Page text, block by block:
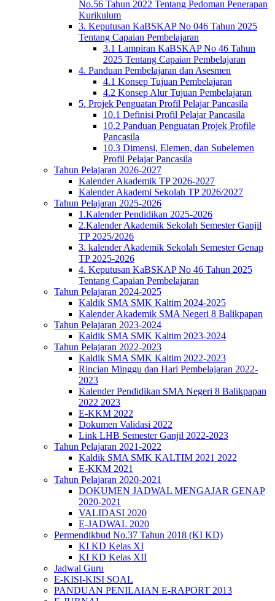
No.56 Tahun 2022 Tentang Pedoman Penerapan
Kurikulum
3. Keputusan KaBSKAP No 046 Tahun 2025
Tentang Capaian Pembelajaran
3.1 Lampiran KaBSKAP No 46 Tahun
2025 Tentang Capaian Pembelajaran
4. Panduan Pembelajaran dan Asesmen
4.1 Konsep Tujuan Pembelajaran
4.2 Konsep Alur Tujuan Pembelajaran
5. Projek Penguatan Profil Pelajar Pancasila
10.1 Definisi Profil Pelajar Pancasila
10.2 Panduan Penguatan Projek Profile
Pancasila
10.3 Dimensi, Elemen, dan Subelemen
Profil Pelajar Pancasila
Tahun Pelajaran 2026-2027
Kalender Akademik TP 2026-2027
Kalender Akademi Sekolah TP 2026/2027
Tahun Pelajaran 2025-2026
1.Kalender Pendidikan 2025-2026
2.Kalender Akademik Sekolah Semester Ganjil
TP 2025/2026
3. kalender Akademik Sekolah Semester Genap
TP 2025-2026
4. Keputusan KaBSKAP No 46 Tahun 2025
Tentang Capaian Pembelajaran
Tahun Pelajaran 2024-2025
Kaldik SMA SMK Kaltim 2024-2025
Kalender Akademik SMA Negeri 8 Balikpapan
Tahun Pelajaran 2023-2024
Kaldik SMA SMK Kaltim 2023-2024
Tahun Pelajaran 2022-2023
Kaldik SMA SMK Kaltim 2022-2023
Rincian Minggu dan Hari Pembelajaran 2022-
2023
Kalender Pendidikan SMA Negeri 8 Balikpapan
2022 2023
E-KKM 2022
Dokumen Validasi 2022
Link LHB Semester Ganjil 2022-2023
Tahun Pelajaran 2021-2022
Kaldik SMA SMK KALTIM 2021 2022
E-KKM 2021
Tahun Pelajaran 2020-2021
DOKUMEN JADWAL MENGAJAR GENAP
2020-2021
VALIDASI 2020
E-JADWAL 2020
Permendikbud No.37 Tahun 2018 (KI KD)
KI KD Kelas XI
KI KD Kelas XII
Jadwal Guru
E-KISI-KISI SOAL
PANDUAN PENILAIAN E-RAPORT 2013